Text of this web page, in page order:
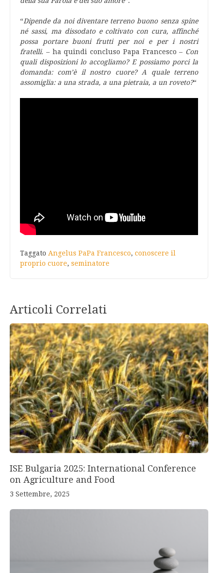
“Dipende da noi diventare terreno buono senza spine
né sassi, ma dissodato e coltivato con cura, affinché
possa portare buoni frutti per noi e per i nostri
fratelli. – ha quindi concluso Papa Francesco – Con
quali disposizioni lo accogliamo? E possiamo porci la
domanda: com’è il nostro cuore? A quale terreno
assomiglia: a una strada, a una pietraia, a un roveto?“
Taggato Angelus PaPa Francesco, conoscere il
proprio cuore, seminatore
Articoli Correlati
ISE Bulgaria 2025: International Conference
on Agriculture and Food
3 Settembre, 2025